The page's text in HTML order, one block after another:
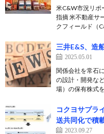
米C&W市況リポ
指摘 米不動産サ
クフィールド（
三井E&S、造
2025.05.01
関係会社を常石
の設計・開発な
場）の保有株式
コクヨサプラ
送共同化で積
2023.09.27